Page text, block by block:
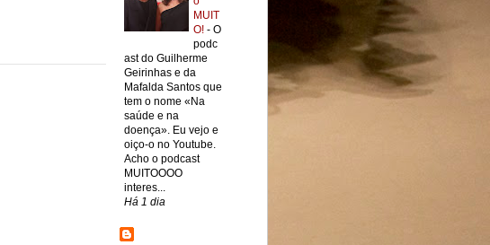
MUIT
O! - O
podc
ast do Guilherme
Geirinhas e da
Mafalda Santos que
tem o nome «Na
saúde e na
doença». Eu vejo e
oiço-o no Youtube.
Acho o podcast
MUITOOOO
interes...
Há 1 dia